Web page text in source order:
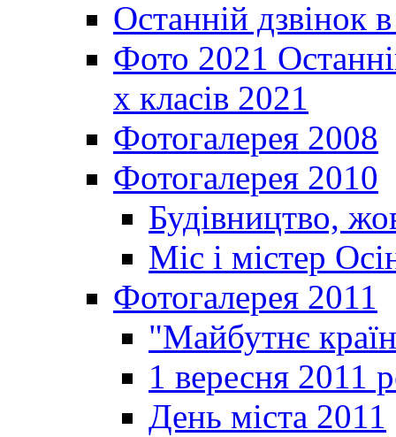
Останній дзвінок
Фото 2021
х класів 2021
Фотогалерея 2008
Фотогалерея 2010
Будівництво,
Міс і містер
Фотогалерея 2011
"Майбутнє
1 вересня 2011
День міста 2011